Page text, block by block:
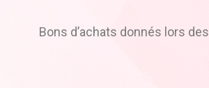
Bons d’achats donnés lors